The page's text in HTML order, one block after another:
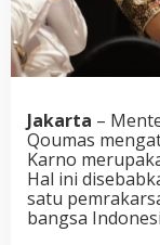
Jakarta –
Qoumas
Karno
Hal ini
satu
bangsa